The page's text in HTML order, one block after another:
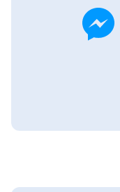
تويتر